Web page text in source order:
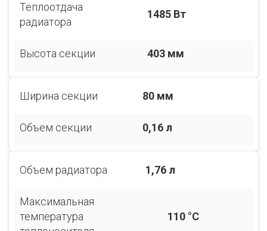
Теплоотдача
радиатора
1485 Вт
Высота секции 403 мм
Ширина секции 80 мм
Объем секции 0,16 л
Объем радиатора 1,76 л
Максимальная
температура
110 °С